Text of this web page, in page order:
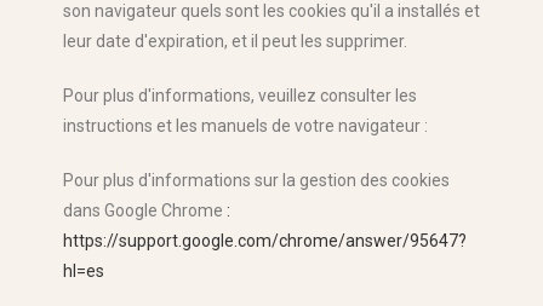
son navigateur quels sont les cookies qu'il a installés et
leur date d'expiration, et il peut les supprimer.
Pour plus d'informations, veuillez consulter les
instructions et les manuels de votre navigateur :
Pour plus d'informations sur la gestion des cookies
dans Google Chrome :
https://support.google.com/chrome/answer/95647?
hl=es